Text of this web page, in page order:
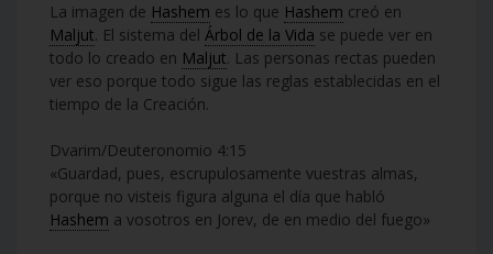
La imagen de Hashem es lo que Hashem creó en
Maljut. El sistema del Árbol de la Vida se puede ver en
todo lo creado en Maljut. Las personas rectas pueden
ver eso porque todo sigue las reglas establecidas en el
tiempo de la Creación.
Dvarim/Deuteronomio 4:15
«Guardad, pues, escrupulosamente vuestras almas,
porque no visteis figura alguna el día que habló
Hashem a vosotros en Jorev, de en medio del fuego»